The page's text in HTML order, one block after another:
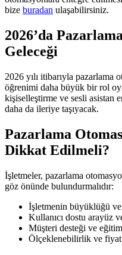
bize buradan ulaşabilirsiniz.
2026’da
Geleceği
2026 yılı itibarıyla pazarlama
öğrenimi daha büyük bir rol
kişiselleştirme ve sesli asistan
daha da ileriye taşıyacak.
Pazarlama
Dikkat Edilmeli?
İşletmeler, pazarlama
göz önünde bulundurmalıdır:
İşletmenin büyüklüğü ve
Kullanıcı dostu arayüz
Müşteri desteği ve
Ölçeklenebilirlik ve